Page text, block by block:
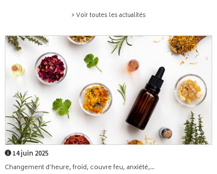
> Voir toutes les actualités
14 juin 2025
Changement d’heure, froid, couvre feu, anxiété,...